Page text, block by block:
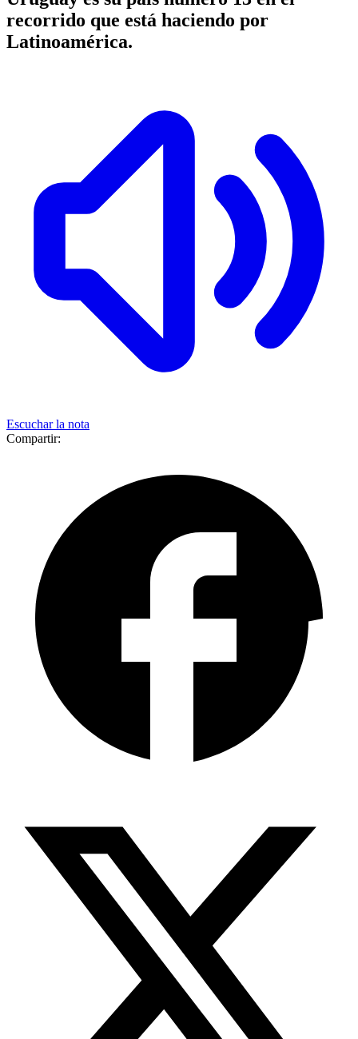
recorrido que está haciendo por
Latinoamérica.
Escuchar la nota
Compartir: